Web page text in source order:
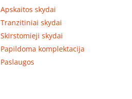
Apskaitos skydai
Tranzitiniai skydai
Skirstomieji skydai
Papildoma komplektacija
Paslaugos